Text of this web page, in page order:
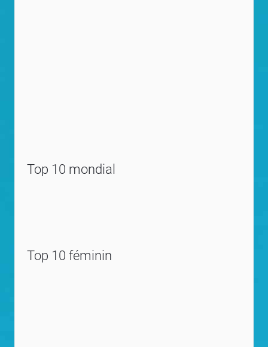
Top 10 mondial
Top 10 féminin